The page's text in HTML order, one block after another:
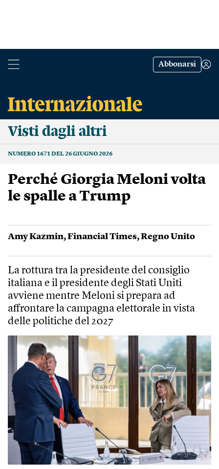
Abbonarsi
Visti dagli altri
NUMERO 1671 DEL 26 GIUGNO 2026
Perché Giorgia Meloni volta
le spalle a Trump
Amy Kazmin,Financial Times,Regno Unito
La rottura tra la presidente del consiglio
italiana e il presidente degli Stati Uniti
avviene mentre Meloni si prepara ad
affrontare la campagna elettorale in vista
delle politiche del 2027